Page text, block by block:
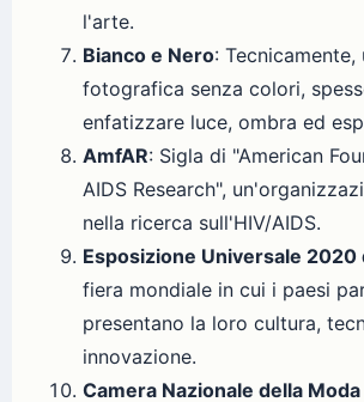
l'arte.
Bianco e Nero: Tecnicamente,
fotografica senza colori,
enfatizzare luce, ombra ed
AmfAR: Sigla di "American
AIDS Research",
nella ricerca sull'HIV/AIDS.
Esposizione Universale 2020
fiera mondiale in cui i paesi
presentano la loro cultura,
innovazione.
Camera Nazionale della